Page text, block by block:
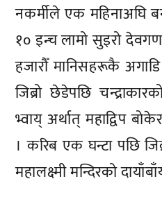
नकर्मीले एक महिनाअघि
१० इन्च लामो सुइरो
हजारौँ मानिसहरूकै
जिब्रो छेडेपछि
भ्वाय् अर्थात् महाद्विप
। करिब एक घन्टा पछि
महालक्ष्मी मन्दिरको